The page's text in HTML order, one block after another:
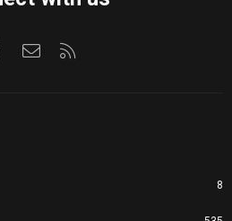
FacebookKontaktirajte nas
8